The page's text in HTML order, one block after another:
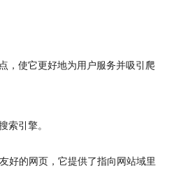
，使它更好地为用户服务并吸引爬
索引擎。
好的网页，它提供了指向网站域里